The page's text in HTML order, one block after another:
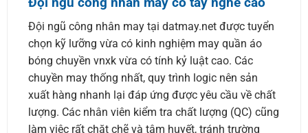
Đội ngũ công nhân may tại datmay.net được tuyển
chọn kỹ lưỡng vừa có kinh nghiệm may quần áo
bóng chuyền vnxk vừa có tính kỷ luật cao. Các
chuyền may thống nhất, quy trình logic nên sản
xuất hàng nhanh lại đáp ứng được yêu cầu về chất
lượng. Các nhân viên kiểm tra chất lượng (QC) cũng
làm việc rất chặt chẽ và tâm huyết, tránh trường